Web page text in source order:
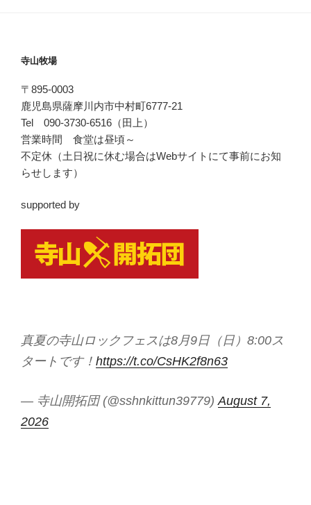
寺山牧場
〒895-0003
鹿児島県薩摩川内市中村町6777-21
Tel 090-3730-6516（田上）
営業時間 食堂は昼頃～
不定休（土日祝に休む場合はWebサイトにて事前にお知
らせします）
supported by
真夏の寺山ロックフェスは8月9日（日）8:00ス
タートです！ https://t.co/CsHK2f8n63
— 寺山開拓団 (@sshnkittun39779)August 7,
2026